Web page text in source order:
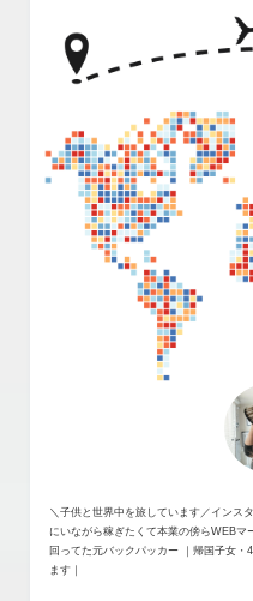
＼子供と世界中を旅しています／インス
にいながら稼ぎたくて本業の傍らWEB
回ってた元バックパッカー ｜帰国子女
ます｜